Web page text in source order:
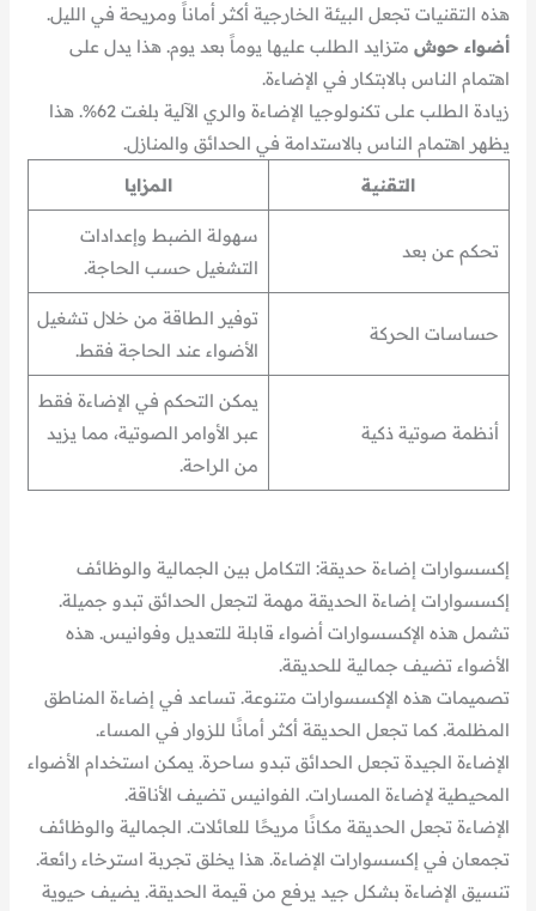
هذه التقنيات تجعل البيئة الخارجية أكثر أماناً ومريحة في الليل.
أضواء حوش متزايد الطلب عليها يوماً بعد يوم. هذا يدل على
اهتمام الناس بالابتكار في الإضاءة.
زيادة الطلب على تكنولوجيا الإضاءة والري الآلية بلغت 62%. هذا
يظهر اهتمام الناس بالاستدامة في الحدائق والمنازل.
التقنية
المزايا
تحكم عن بعد
سهولة الضبط وإعدادات
التشغيل حسب الحاجة.
حساسات الحركة
توفير الطاقة من خلال تشغيل
الأضواء عند الحاجة فقط.
أنظمة صوتية ذكية
يمكن التحكم في الإضاءة فقط
عبر الأوامر الصوتية، مما يزيد
من الراحة.
إكسسوارات إضاءة حديقة: التكامل بين الجمالية والوظائف
إكسسوارات إضاءة الحديقة مهمة لتجعل الحدائق تبدو جميلة.
تشمل هذه الإكسسوارات أضواء قابلة للتعديل وفوانيس. هذه
الأضواء تضيف جمالية للحديقة.
تصميمات هذه الإكسسوارات متنوعة. تساعد في إضاءة المناطق
المظلمة. كما تجعل الحديقة أكثر أمانًا للزوار في المساء.
الإضاءة الجيدة تجعل الحدائق تبدو ساحرة. يمكن استخدام الأضواء
المحيطية لإضاءة المسارات. الفوانيس تضيف الأناقة.
الإضاءة تجعل الحديقة مكانًا مريحًا للعائلات. الجمالية والوظائف
تجمعان في إكسسوارات الإضاءة. هذا يخلق تجربة استرخاء رائعة.
تنسيق الإضاءة بشكل جيد يرفع من قيمة الحديقة. يضيف حيوية